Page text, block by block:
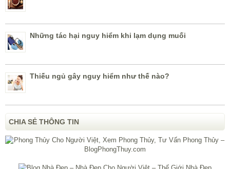
Những tác hại nguy hiểm khi lạm dụng muối
Thiếu ngủ gây nguy hiểm như thế nào?
CHIA SẺ THÔNG TIN